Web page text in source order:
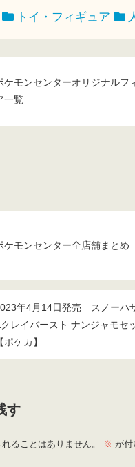
トイ・フィギュア
ケモンセンターオリジナルフ
一覧
ケモンセンター全店舗まとめ
年4月14日発売 スノーハ
レイバースト ナンジャモセ
【ポケカ】
す
ることはありません。 ※ が付